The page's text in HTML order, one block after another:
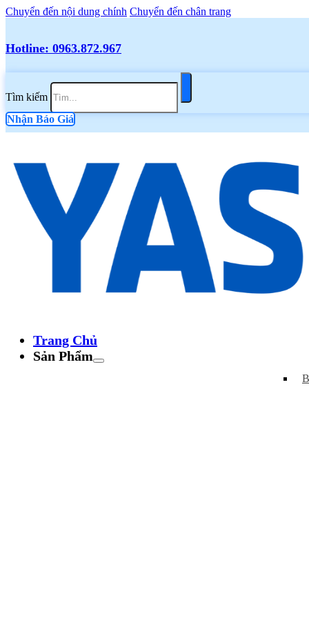
Chuyển đến nội dung chính Chuyển đến chân trang
Hotline: 0963.872.967
Tìm kiếm
Nhận Báo Giá
Trang Chủ
Sản Phẩm